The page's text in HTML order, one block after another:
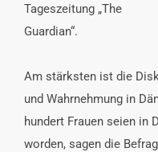
Tageszeitung „The
Guardian“.
Am stärksten ist die
und Wahrnehmung in
hundert Frauen seien in
worden, sagen die